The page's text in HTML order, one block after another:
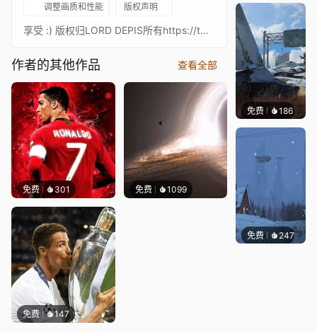
调整画质和性能 版权声明
享受 :) 版权归LORD DEPIS所有https://twitter.com/LordDepis?ref_src=twsrc%5Egoogle%7Ctwcamp%5Eserp%7Ctwgr%5Eauthor
作者的其他作品 查看全部
免费 301 免费 1099
免费 147
免费 186
免费 247